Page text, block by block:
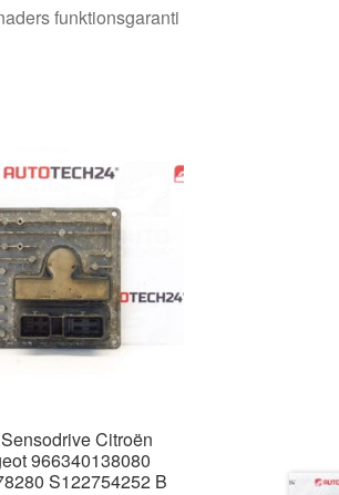
funktionsgaranti
Citroën
966340138080
S122754252 B